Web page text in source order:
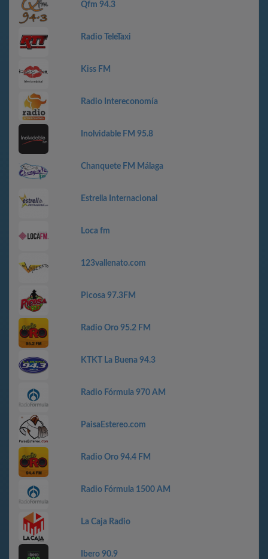
Qfm 94.3
Radio TeleTaxi
Kiss FM
Radio Intereconomía
Inolvidable FM 95.8
Chanquete FM Málaga
Estrella Internacional
Loca fm
123vallenato.com
Picosa 97.3FM
Radio Oro 95.2 FM
KTKT La Buena 94.3
Radio Fórmula 970 AM
PaisaEstereo.com
Radio Oro 94.4 FM
Radio Fórmula 1500 AM
La Caja Radio
Ibero 90.9